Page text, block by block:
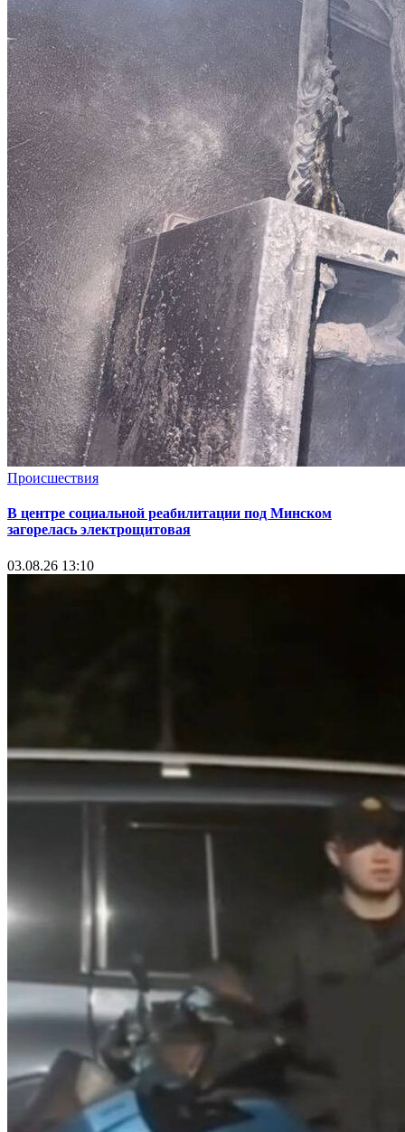
Происшествия
В центре социальной реабилитации под Минском
загорелась электрощитовая
03.08.26 13:10